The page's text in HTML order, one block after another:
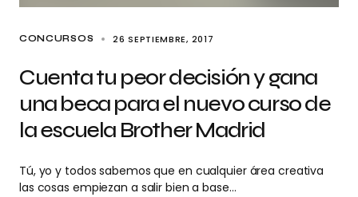
CONCURSOS 26 SEPTIEMBRE, 2017
Cuenta tu peor decisión y gana
una beca para el nuevo curso de
la escuela Brother Madrid
Tú, yo y todos sabemos que en cualquier área creativa
las cosas empiezan a salir bien a base…